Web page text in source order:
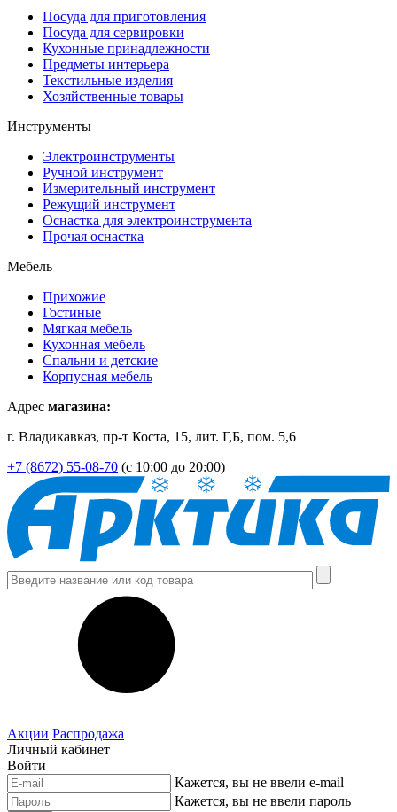
Посуда для приготовления
Посуда для сервировки
Кухонные принадлежности
Предметы интерьера
Текстильные изделия
Хозяйственные товары
Инструменты
Электроинструменты
Ручной инструмент
Измерительный инструмент
Режущий инструмент
Оснастка для электроинструмента
Прочая оснастка
Мебель
Прихожие
Гостиные
Мягкая мебель
Кухонная мебель
Спальни и детские
Корпусная мебель
Адрес магазина:
г. Владикавказ, пр-т Коста, 15, лит. Г,Б, пом. 5,6
+7 (8672) 55-08-70 (с 10:00 до 20:00)
Акции Распродажа
Личный кабинет
Войти
Кажется, вы не ввели e-mail
Кажется, вы не ввели пароль